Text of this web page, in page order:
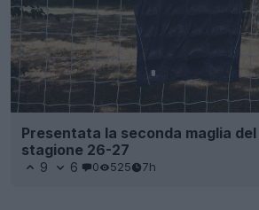
Presentata la seconda maglia del
stagione 26-27
9 6 0 525 7h